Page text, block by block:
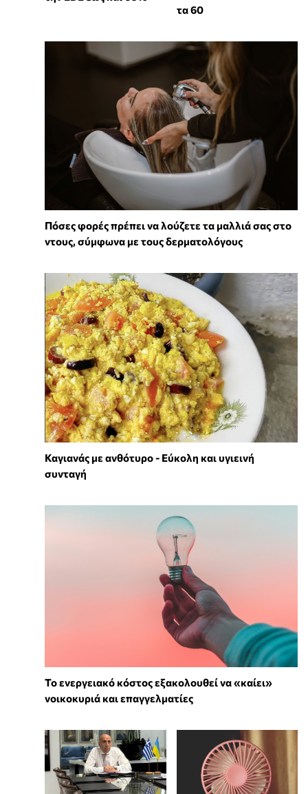
τα 60
Πόσες φορές πρέπει να λούζετε τα μαλλιά σας στο
ντους, σύμφωνα με τους δερματολόγους
Καγιανάς με ανθότυρο - Εύκολη και υγιεινή
συνταγή
Το ενεργειακό κόστος εξακολουθεί να «καίει»
νοικοκυριά και επαγγελματίες